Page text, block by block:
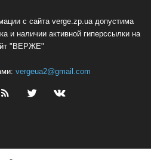
с сайта verge.zp.ua допустима
и наличии активной гиперссылки на
"ВЕРЖЕ"
vergeua2@gmail.com